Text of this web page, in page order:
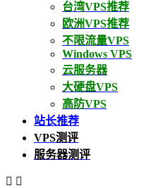
台湾VPS推荐
欧洲VPS推荐
不限流量VPS
Windows VPS
云服务器
大硬盘VPS
高防VPS
站长推荐
VPS测评
服务器测评
 